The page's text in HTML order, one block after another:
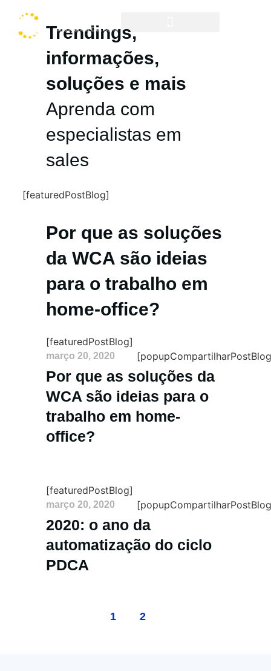
Trendings,
informações,
soluções e mais
Aprenda com
especialistas em
sales
[featuredPostBlog]
Por que as soluções
da WCA são ideias
para o trabalho em
home-office?
[featuredPostBlog]
março 20, 2020
Por que as soluções da
WCA são ideias para o
trabalho em home-
office?
[featuredPostBlog]
março 20, 2020
2020: o ano da
automatização do ciclo
PDCA
1 2